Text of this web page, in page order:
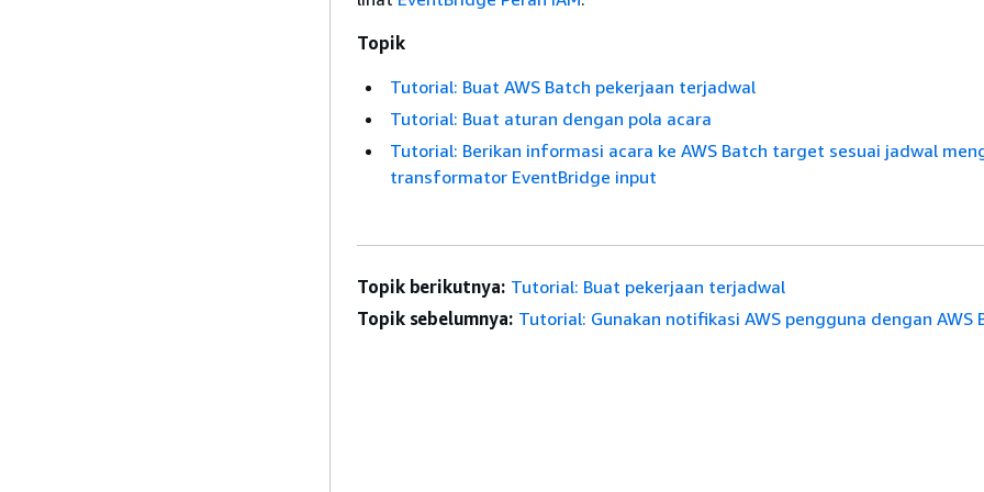
Topik
Tutorial: Buat AWS Batch pekerjaan terjadwal
Tutorial: Buat aturan dengan pola acara
Tutorial: Berikan informasi acara ke AWS Batch target sesuai jadwal
transformator EventBridge input
Topik berikutnya: Tutorial: Buat pekerjaan terjadwal
Topik sebelumnya: Tutorial: Gunakan notifikasi AWS pengguna dengan AWS